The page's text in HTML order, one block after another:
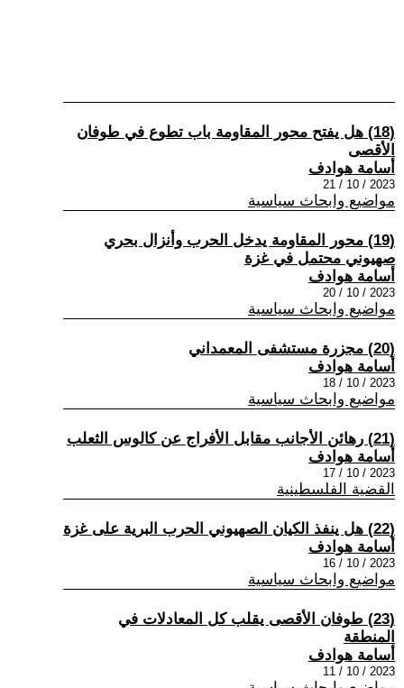
(18) هل يفتح محور المقاومة باب تطوع في طوفان
الأقصى
أسامة هوادف
2023 / 10 / 21
مواضيع وابحاث سياسية
(19) محور المقاومة يدخل الحرب وأنزال بحري
صهيوني محتمل في غزة
أسامة هوادف
2023 / 10 / 20
مواضيع وابحاث سياسية
(20) مجزرة مستشفى المعمداني
أسامة هوادف
2023 / 10 / 18
مواضيع وابحاث سياسية
(21) رهائن الأجانب مقابل الأفراج عن كالوس الثعلب
أسامة هوادف
2023 / 10 / 17
القضية الفلسطينية
(22) هل ينفذ الكيان الصهيوني الحرب البرية على غزة
أسامة هوادف
2023 / 10 / 16
مواضيع وابحاث سياسية
(23) طوفان الأقصى يقلب كل المعادلات في
المنطقة
أسامة هوادف
2023 / 10 / 11